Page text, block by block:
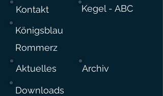
Kontakt
Kegel - ABC
Königsblau
Rommerz
Aktuelles
Archiv
Downloads